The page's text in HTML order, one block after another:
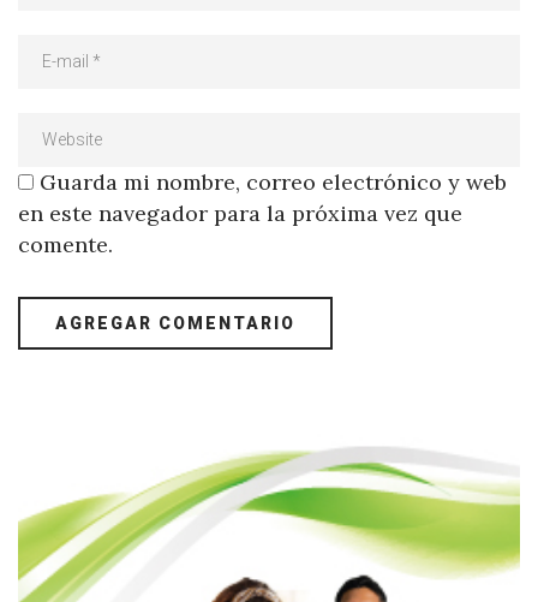
Guarda mi nombre, correo electrónico y web
en este navegador para la próxima vez que
comente.